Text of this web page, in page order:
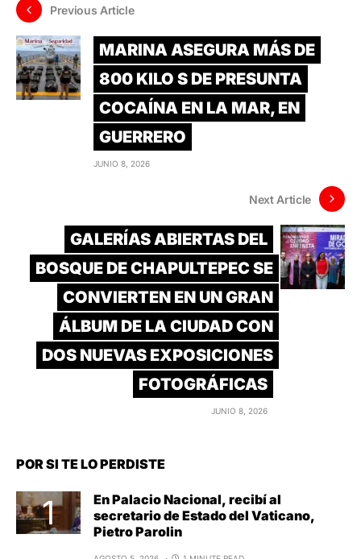
Previous Article
MARINA ASEGURA MÁS DE
800 KILO S DE PRESUNTA
COCAÍNA EN LA MAR, EN
GUERRERO
JUNIO 8, 2026
Next Article
GALERÍAS ABIERTAS DEL
BOSQUE DE CHAPULTEPEC SE
CONVIERTEN EN UN GRAN
ÁLBUM DE LA CIUDAD CON
DOS NUEVAS EXPOSICIONES
FOTOGRÁFICAS
JUNIO 8, 2026
POR SI TE LO PERDISTE
En Palacio Nacional, recibí al
secretario de Estado del Vaticano,
Pietro Parolin